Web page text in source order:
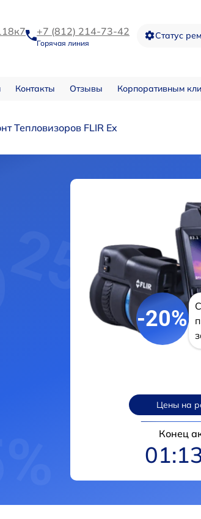
+7 (812) 214-73-42
Горячая линия
Статус
Контакты Отзывы Корпоративным
Тепловизоров FLIR Ex
-20%
Цены на
Конец